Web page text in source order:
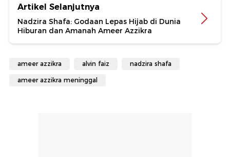
Artikel Selanjutnya
Nadzira Shafa: Godaan Lepas Hijab di Dunia
Hiburan dan Amanah Ameer Azzikra
ameer azzikra alvin faiz nadzira shafa
ameer azzikra meninggal